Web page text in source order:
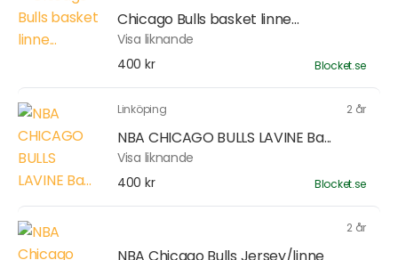
Chicago Bulls basket linne...
Visa liknande
400 kr
Blocket.se
Linköping 2 år
NBA CHICAGO BULLS LAVINE Ba...
Visa liknande
400 kr
Blocket.se
2 år